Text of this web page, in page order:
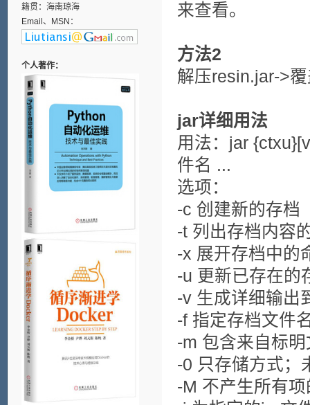
来查看。
方法2
解压resin.jar->
jar详细用法
用法：jar
件名 ...
选项：
-c 创建新的存档
-t 列出存档内容
-x 展开存档中的
-u 更新已存在的
-v 生成详细输出
-f 指定存档文件
-m 包含来自标
-0 只存储方式；
-M 不产生所有
籍贯：海南琼海
Email、MSN：
个人著作：